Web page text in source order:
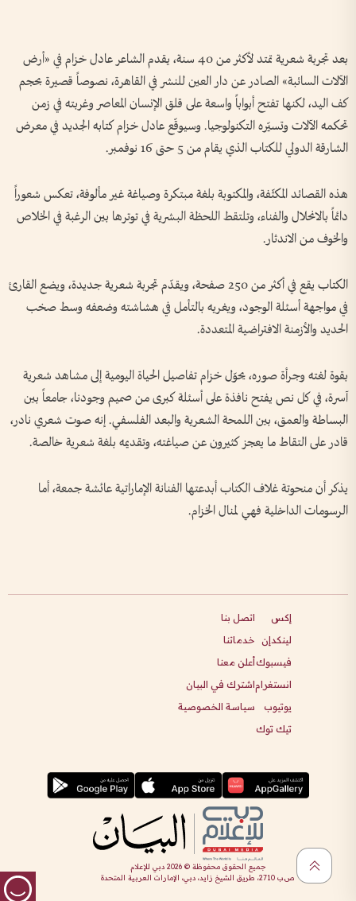
بعد تجربة شعرية تمتد لأكثر من 40 سنة، يقدم الشاعر عادل خزام في «أرض
الآلات السائبة» الصادر عن دار العين للنشر في القاهرة، نصوصاً قصيرة بحجم
كف اليد، لكنها تفتح أبواباً واسعة على قلق الإنسان المعاصر وغربته في زمن
تحكمه الآلات وتسيّره التكنولوجيا. وسيوقّع عادل خزام كتابه الجديد في معرض
الشارقة الدولي للكتاب الذي يقام من 5 حتى 16 نوفمبر.
هذه القصائد المكثّفة، والمكتوبة بلغة مبتكرة وصياغة غير مألوفة، تعكس شعوراً
دائماً بالانحلال والفناء، وتلتقط اللحظة البشرية في توترها بين الرغبة في الخلاص
والخوف من الاندثار.
الكتاب يقع في أكثر من 250 صفحة، ويقدّم تجربة شعرية جديدة، ويضع القارئ
في مواجهة أسئلة الوجود، ويغريه بالتأمل في هشاشته وضعفه وسط صخب
الحديد والأزمنة الافتراضية المتعددة.
بقوة لغته وجرأة صوره، يحوّل خزام تفاصيل الحياة اليومية إلى مشاهد شعرية
آسرة، في كل نص يفتح نافذة على أسئلة كبرى من صميم وجودنا، جامعاً بين
البساطة والعمق، بين اللمحة الشعرية والبعد الفلسفي. إنه صوت شعري نادر،
قادر على التقاط ما يعجز كثيرون عن صياغته، وتقديمه بلغة شعرية خالصة.
يذكر أن منحوتة غلاف الكتاب أبدعتها الفنانة الإماراتية عائشة جمعة، أما
الرسومات الداخلية فهي لمنال الخزام.
إكس
لينكدإن
فيسبوك
انستغرام
يوتيوب
تيك توك
اتصل بنا
خدماتنا
أعلن معنا
اشترك في البيان
سياسة الخصوصية
جميع الحقوق محفوظة ©2026 دبي للإعلام
ص.ب 2710، طريق الشيخ زايد، دبي، الإمارات العربية المتحدة